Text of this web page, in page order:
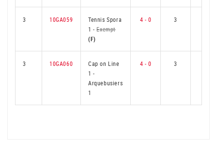
3 10GA059
Tennis Spora
1-Exempt
(F)
4 - 0 3
3 10GA060
Cap on Line
1-
Arquebusiers
1
4 - 0 3